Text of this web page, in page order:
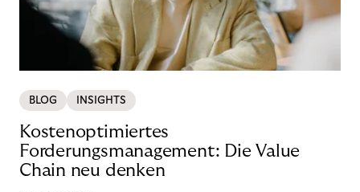
BLOG INSIGHTS
Kostenoptimiertes
Forderungsmanagement: Die Value
Chain neu denken